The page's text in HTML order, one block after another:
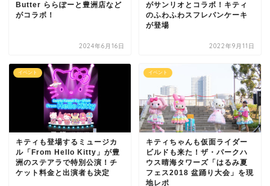
Butter ららぽーと豊洲店など
がコラボ！
2024年6月16日
がサンリオとコラボ！キティ
のふわふわスフレパンケーキ
が登場
2022年9月11日
イベント
キティも登場するミュージカ
ル「From Hello Kitty」が豊
洲のステアラで特別公演！チ
ケット料金と出演者も決定
イベント
キティちゃんも仮面ライダー
ビルドも来た！ザ・パークハ
ウス晴海タワーズ「はるみ夏
フェス2018 盆踊り大会」を現
地レポ